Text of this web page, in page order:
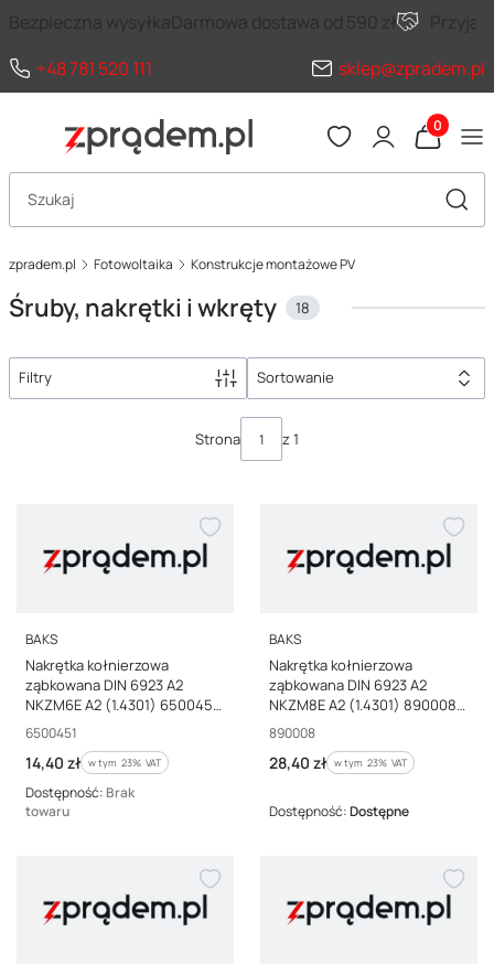
Bezpieczna wysyłkaDarmowa dostawa od 590 zł
+48 781 520 111
sklep@zpradem.pl
Produkty
Otwórz wyszukiwarkę
zpradem.pl Fotowoltaika Konstrukcje montażowe PV
Śruby, nakrętki i wkręty 18
Filtry Sortowanie
Strona z 1
PRODUCENT
BAKS
Nakrętka kołnierzowa
ząbkowana DIN 6923 A2
NKZM6E A2 (1.4301) 6500451
/100szt./
Kod producenta
6500451
Cena brutto
14,40 zł w tym %s VAT
w tym 23% VAT
Dostępność: Brak
towaru
PRODUCENT
BAKS
Nakrętka kołnierzowa
ząbkowana DIN 6923 A2
NKZM8E A2 (1.4301) 890008
/100szt./
Kod producenta
890008
Cena brutto
28,40 zł w tym %s VAT
w tym 23% VAT
Dostępność:Dostępne